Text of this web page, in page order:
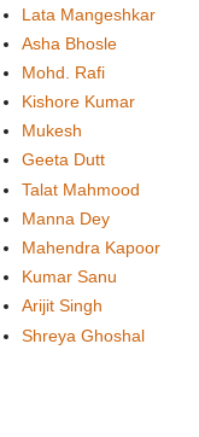
Lata Mangeshkar
Asha Bhosle
Mohd. Rafi
Kishore Kumar
Mukesh
Geeta Dutt
Talat Mahmood
Manna Dey
Mahendra Kapoor
Kumar Sanu
Arijit Singh
Shreya Ghoshal